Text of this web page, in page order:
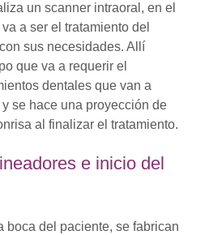
un scanner intraoral, en el
a ser el tratamiento del
sus necesidades. Allí
que va a requerir el
dentales que van a
se hace una proyección de
al finalizar el tratamiento.
e inicio del
boca del paciente, se fabrican